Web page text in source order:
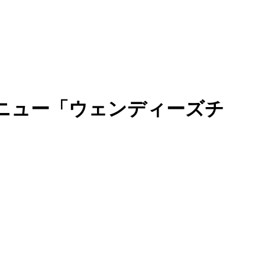
ュー「ウェンディーズチ